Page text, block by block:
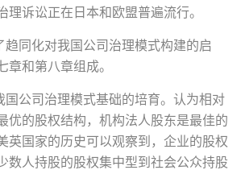
理诉讼正在日本和欧盟普遍流行。
趋同化对我国公司治理模式构建的启
章和第八章组成。
国公司治理模式基础的培育。认为相对
优的股权结构，机构法人股东是最佳的
英国家的历史可以观察到，企业的股权
数人持股的股权集中型到社会公众持股